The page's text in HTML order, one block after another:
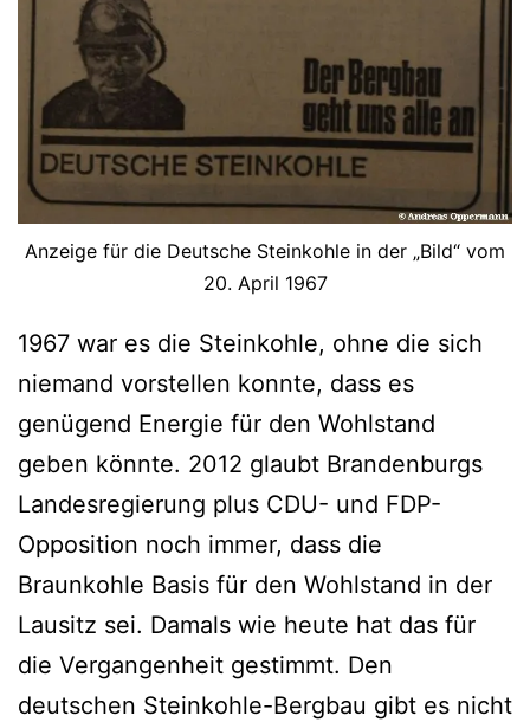
Anzeige für die Deutsche Steinkohle in der „Bild“ vom
20. April 1967
1967 war es die Steinkohle, ohne die sich
niemand vorstellen konnte, dass es
genügend Energie für den Wohlstand
geben könnte. 2012 glaubt Brandenburgs
Landesregierung plus CDU- und FDP-
Opposition noch immer, dass die
Braunkohle Basis für den Wohlstand in der
Lausitz sei. Damals wie heute hat das für
die Vergangenheit gestimmt. Den
deutschen Steinkohle-Bergbau gibt es nicht